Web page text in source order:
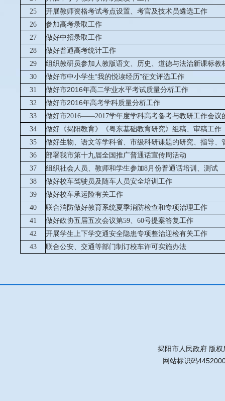
25
开展教师资格考试考点设置、考官及技术员遴选工作
26
参加高考录取工作
27
做好中招录取工作
28
做好普通高考统计工作
29
组织教研员参加人教版语文、历史、道德与法治新课标教
30 做好市中小学生“我的悦读经历”征文评选工作
31 做好市2016年高二学业水平考试质量分析工作
32
做好市2016年高考学科质量分析工作
33
做好市2016——2017学年度学科高考备考与教研工作会议
34
做好《揭阳教育》《粤东基础教育研究》组稿、审稿工作
35 做好生物、语文等学科省、市级科研课题的研究、指导、
36
部署我市第十九届全国推广普通话宣传周活动
37
组织社会人员、教师和学生参加8月份普通话培训、测试
38
做好校车驾驶员及随车人员安全培训工作
39
做好校车承运险有关工作
40
联合消防做好教育系统夏季消防检查和专项治理工作
41
做好政协五届五次会议第59、 60号提案答复工作
42
开展学生上下学交通安全隐患专项整治迎检有关工作
43 联合公安、交通等部门制订校车许可实施办法
揭阳市人民政府 版
网站标识码